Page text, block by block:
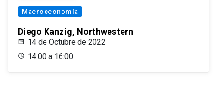
Macroeconomía
Diego Kanzig, Northwestern
14 de Octubre de 2022
14:00 a 16:00